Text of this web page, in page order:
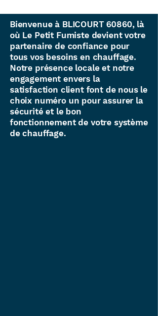
Bienvenue à BLICOURT 60860, là
où Le Petit Fumiste devient votre
partenaire de confiance pour
tous vos besoins en chauffage.
Notre présence locale et notre
engagement envers la
satisfaction client font de nous le
choix numéro un pour assurer la
sécurité et le bon
fonctionnement de votre système
de chauffage.